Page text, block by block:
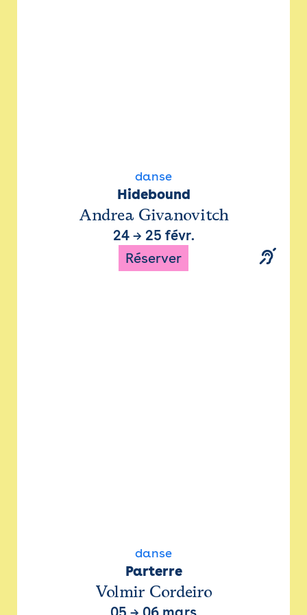
danse
Hidebound
Andrea Givanovitch
24→ 25 févr.
Réserver
danse
Parterre
Volmir Cordeiro